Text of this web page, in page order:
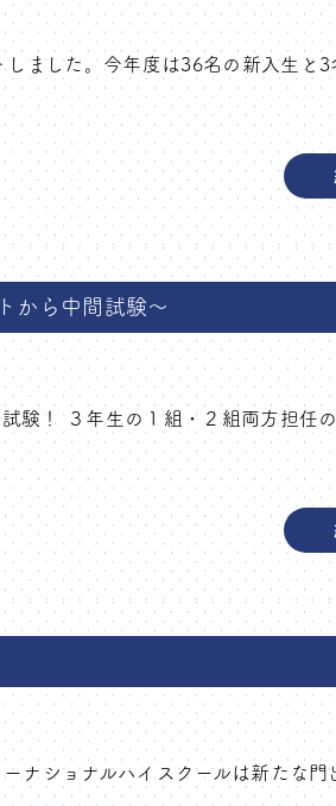
ました。今年度は36名の新入生と3
から中間試験～
験！ ３年生の１組・２組両方担任
ナショナルハイスクールは新たな門